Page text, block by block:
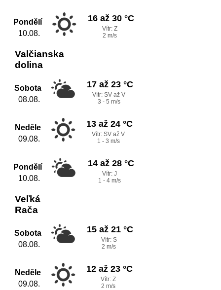
Pondělí
10.08.
16 až 30 °C
Vítr: Z
2 m/s
Valčianska
dolina
Sobota
08.08.
17 až 23 °C
Vítr: SV až V
3 - 5 m/s
Neděle
09.08.
13 až 24 °C
Vítr: SV až V
1 - 3 m/s
Pondělí
10.08.
14 až 28 °C
Vítr: J
1 - 4 m/s
Veľká
Rača
Sobota
08.08.
15 až 21 °C
Vítr: S
2 m/s
Neděle
09.08.
12 až 23 °C
Vítr: Z
2 m/s